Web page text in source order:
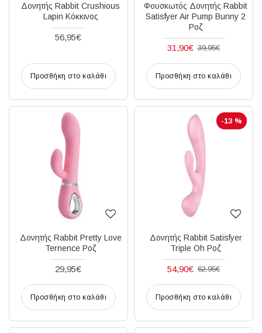
Δονητής Rabbit Crushious
Lapin Κόκκινος
56,95€
Προσθήκη στο καλάθι
Φουσκωτός Δονητής Rabbit
Satisfyer Air Pump Bunny 2
Ροζ
31,90€ 39,95€
Προσθήκη στο καλάθι
Δονητής Rabbit Pretty Love
Ternence Ροζ
29,95€
Προσθήκη στο καλάθι
-13 %
Δονητής Rabbit Satisfyer
Triple Oh Ροζ
54,90€ 62,95€
Προσθήκη στο καλάθι